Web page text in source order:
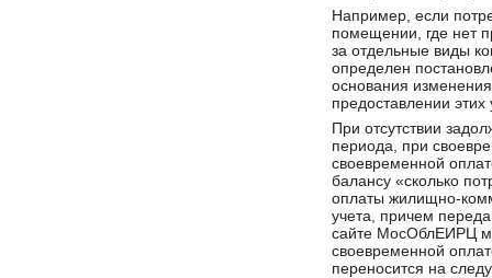
Например, если
помещении, где нет
за отдельные виды
определен
основания
предоставлении
При отсутствии
периода, при
своевременной
балансу «сколько
оплаты жилищно-
учета, причем
сайте МосОблЕИРЦ
своевременной
переносится на